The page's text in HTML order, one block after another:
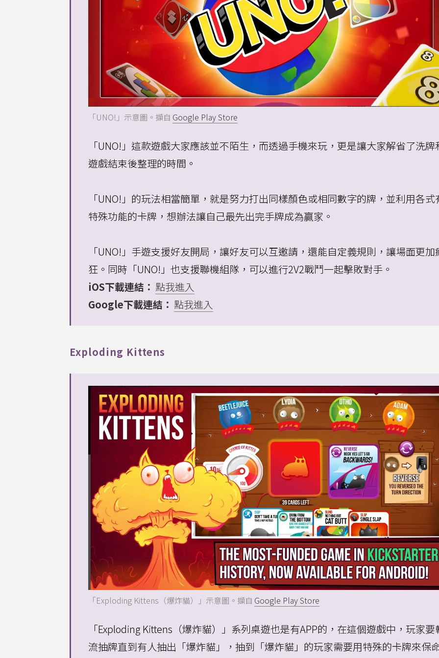
「UNO!」示意圖。擷自 Google Play Store
「UNO!」這款遊戲大家應該並不陌生，而透過手機來玩，更是讓大家解省了洗牌
遊戲結束後整理的時間。
「UNO!」的玩法相當簡單，就是努力打出同樣顏色或相同數字的牌，並利用各式
特殊功能的卡牌，想辦法讓自己最先出完手牌成為贏家。
「UNO!」手遊支援好友開局，讓好友可以互邀請，還能自定義規則，讓場面更加
狂。同時「UNO!」也支援聯機組隊，可以進行2V2戰鬥一起擊敗對手。
iOS下載連結： 點我進入
Google下載連結： 點我進入
Exploding Kittens
「Exploding Kittens（爆炸貓）」示意圖。擷自 Google Play Store
「Exploding Kittens（爆炸貓）」系列桌遊也是有APP的，在這個遊戲中，玩家要
流抽牌直到有人抽出「爆炸貓」，抽到「爆炸貓」的玩家需要用特殊的卡牌來保